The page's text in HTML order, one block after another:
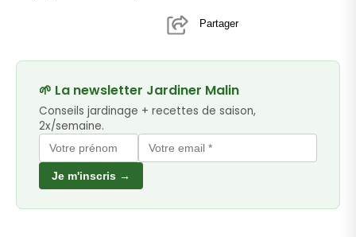
Partager
🌱 La newsletter Jardiner Malin
Conseils jardinage + recettes de saison,
2x/semaine.
Je m'inscris →